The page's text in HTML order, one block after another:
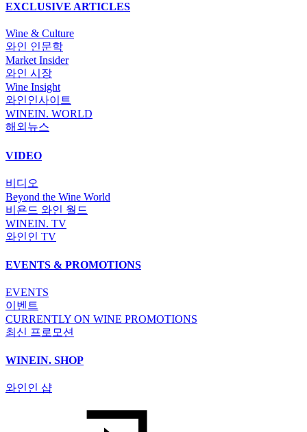
EXCLUSIVE ARTICLES
Wine & Culture
와인 인문학
Market Insider
와인 시장
Wine Insight
와인인사이트
WINEIN. WORLD
해외뉴스
VIDEO
비디오
Beyond the Wine World
비욘드 와인 월드
WINEIN. TV
와인인 TV
EVENTS & PROMOTIONS
EVENTS
이벤트
CURRENTLY ON WINE PROMOTIONS
최신 프로모션
WINEIN. SHOP
와인인 샵